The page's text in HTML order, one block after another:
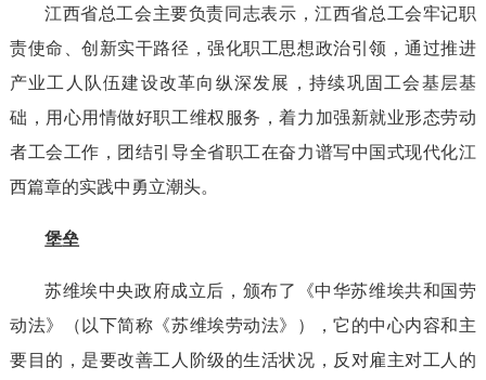
江西省总工会主要负责同志表示，江西省总工会牢记职
责使命、创新实干路径，强化职工思想政治引领，通过推进
产业工人队伍建设改革向纵深发展，持续巩固工会基层基
础，用心用情做好职工维权服务，着力加强新就业形态劳动
者工会工作，团结引导全省职工在奋力谱写中国式现代化江
西篇章的实践中勇立潮头。
堡垒
苏维埃中央政府成立后，颁布了《中华苏维埃共和国劳
动法》（以下简称《苏维埃劳动法》），它的中心内容和主
要目的，是要改善工人阶级的生活状况，反对雇主对工人的